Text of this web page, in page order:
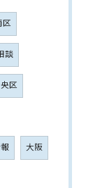
区
談
区
大阪